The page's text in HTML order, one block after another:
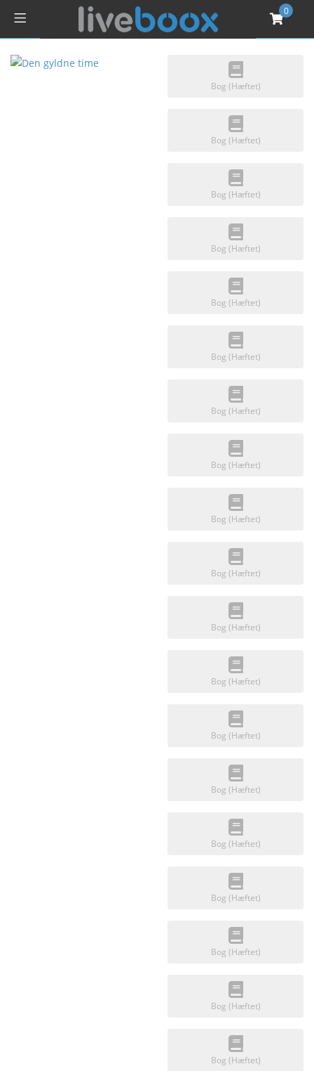
0
Bog (Hæftet)
Bog (Hæftet)
Bog (Hæftet)
Bog (Hæftet)
Bog (Hæftet)
Bog (Hæftet)
Bog (Hæftet)
Bog (Hæftet)
Bog (Hæftet)
Bog (Hæftet)
Bog (Hæftet)
Bog (Hæftet)
Bog (Hæftet)
Bog (Hæftet)
Bog (Hæftet)
Bog (Hæftet)
Bog (Hæftet)
Bog (Hæftet)
Bog (Hæftet)